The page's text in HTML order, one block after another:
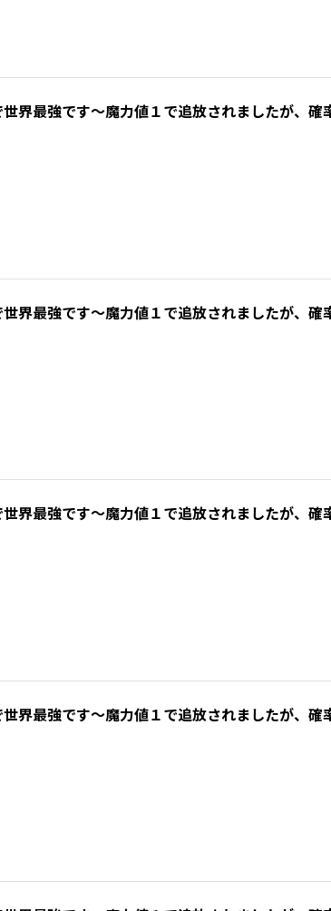
界最強です～魔力値１で追放されましたが、確
界最強です～魔力値１で追放されましたが、確
界最強です～魔力値１で追放されましたが、確
界最強です～魔力値１で追放されましたが、確